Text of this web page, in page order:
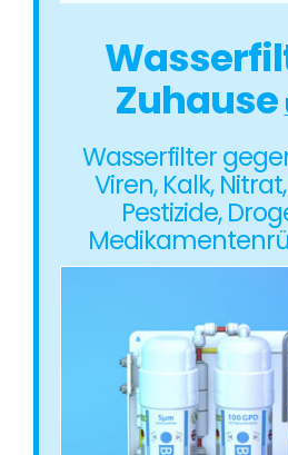
Zuhause
Wasserfilter
Viren, Kalk,
Pestizide,